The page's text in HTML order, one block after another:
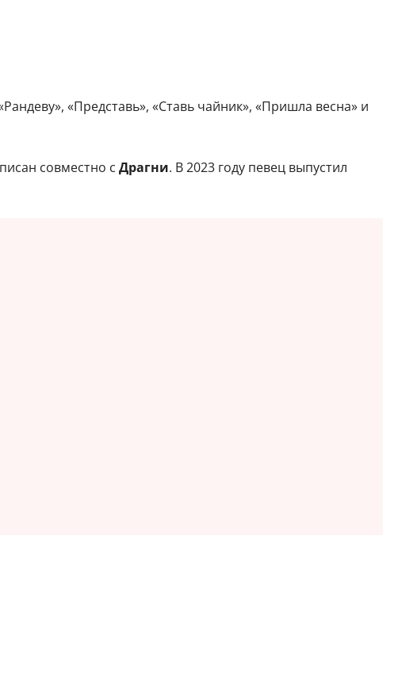
«Представь», «Ставь чайник», «Пришла весна» и
совместно с Драгни. В 2023 году певец выпустил